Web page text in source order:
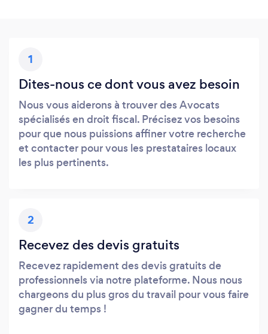
1
Dites-nous ce dont vous avez besoin
Nous vous aiderons à trouver des Avocats
spécialisés en droit fiscal. Précisez vos besoins
pour que nous puissions affiner votre recherche
et contacter pour vous les prestataires locaux
les plus pertinents.
2
Recevez des devis gratuits
Recevez rapidement des devis gratuits de
professionnels via notre plateforme. Nous nous
chargeons du plus gros du travail pour vous faire
gagner du temps !